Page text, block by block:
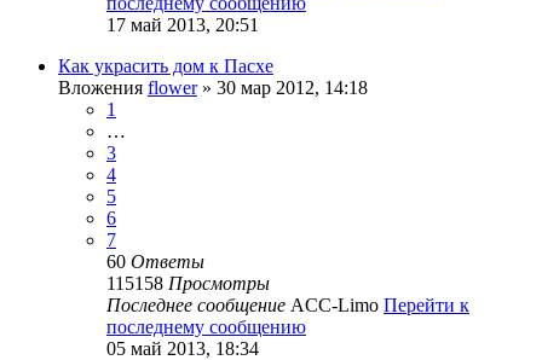
17 май 2013, 20:51
Как украсить дом к Пасхе
Вложения flower» 30 мар 2012, 14:18
1
…
3
4
5
6
7
60 Ответы
115158 Просмотры
Последнее сообщение ACC-Limo Перейти к
последнему сообщению
05 май 2013, 18:34